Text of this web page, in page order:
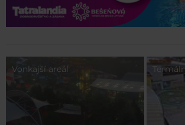
Vonkajší areál